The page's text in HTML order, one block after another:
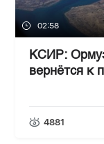
02:58
КСИР:
вернётся к
4881